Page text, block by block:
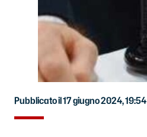
Pubblicato il 17 giugno 2024, 19:54